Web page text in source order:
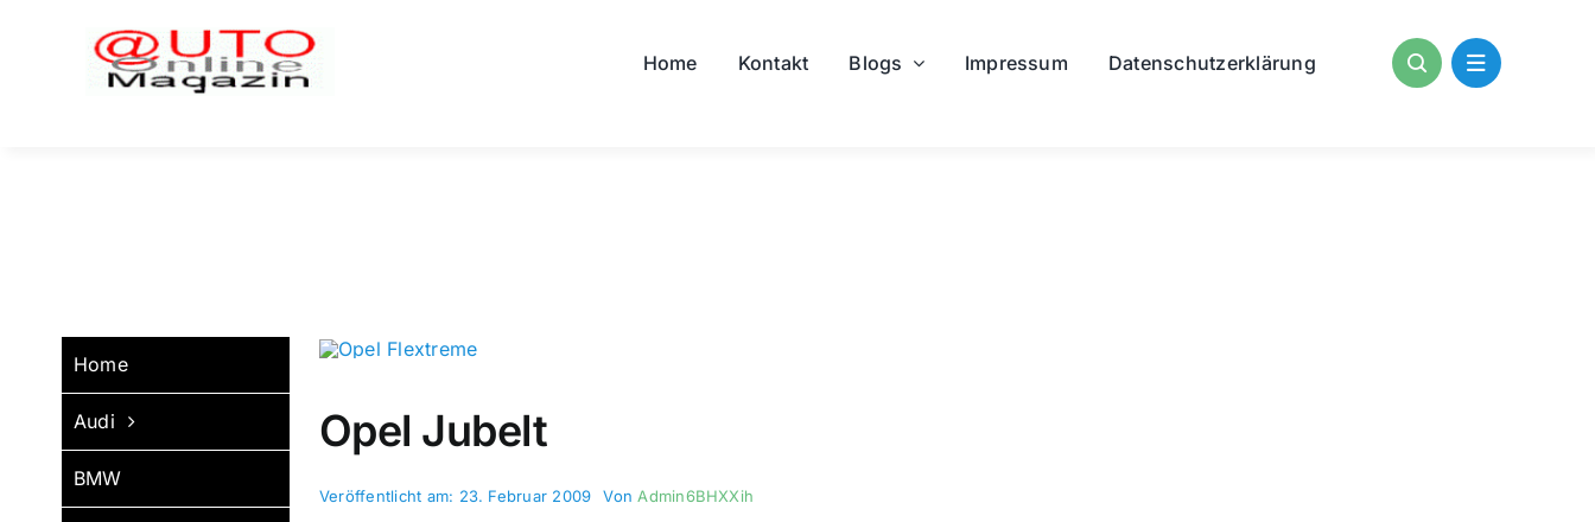
Home Kontakt Blogs Impressum Datenschutzerklärung
Home
Audi
BMW
Opel Jubelt
Veröffentlicht am: 23. Februar 2009 Von Admin6BHXXih